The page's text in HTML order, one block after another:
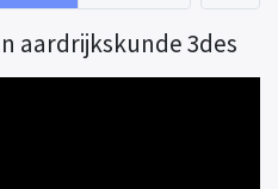
aardrijkskunde 3des